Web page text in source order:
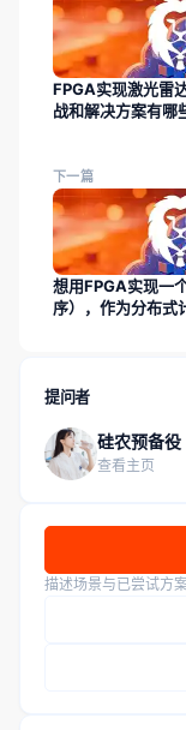
FPGA实现激光雷
战和解决方案有哪
下一篇
想用FPGA实现一
序），作为分布式
提问者
硅农预备役
查看主页
描述场景与已尝试方